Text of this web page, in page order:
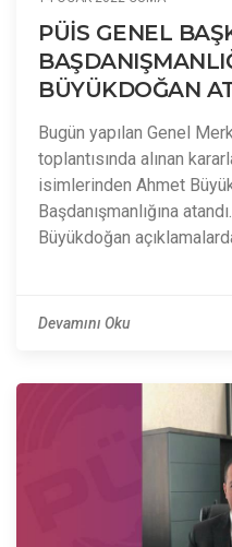
PÜİS GENEL
BÜYÜKDOĞAN
Bugün yapılan Genel
toplantısında alınan
isimlerinden Ahmet
Başdanışmanlığına
Büyükdoğan
Devamını Oku